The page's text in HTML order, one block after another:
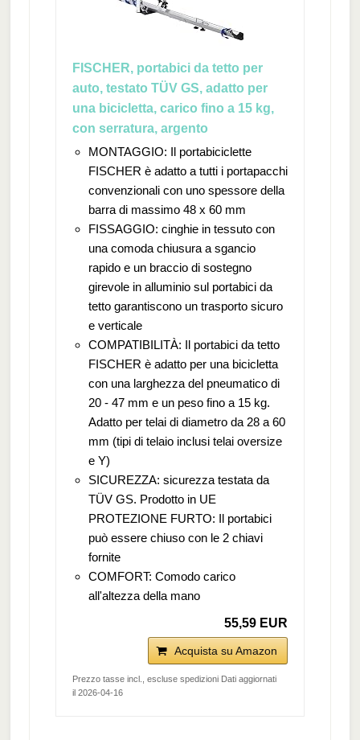
FISCHER, portabici da tetto per
auto, testato TÜV GS, adatto per
una bicicletta, carico fino a 15 kg,
con serratura, argento
MONTAGGIO: Il portabiciclette
FISCHER è adatto a tutti i portapacchi
convenzionali con uno spessore della
barra di massimo 48 x 60 mm
FISSAGGIO: cinghie in tessuto con
una comoda chiusura a sgancio
rapido e un braccio di sostegno
girevole in alluminio sul portabici da
tetto garantiscono un trasporto sicuro
e verticale
COMPATIBILITÀ: Il portabici da tetto
FISCHER è adatto per una bicicletta
con una larghezza del pneumatico di
20 - 47 mm e un peso fino a 15 kg.
Adatto per telai di diametro da 28 a 60
mm (tipi di telaio inclusi telai oversize
e Y)
SICUREZZA: sicurezza testata da
TÜV GS. Prodotto in UE
PROTEZIONE FURTO: Il portabici
può essere chiuso con le 2 chiavi
fornite
COMFORT: Comodo carico
all'altezza della mano
55,59 EUR
Acquista su Amazon
Prezzo tasse incl., escluse spedizioni Dati aggiornati
il 2026-04-16